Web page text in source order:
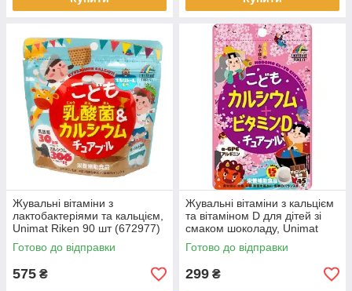
Жувальні вітаміни з
лактобактеріями та кальцієм,
Unimat Riken 90 шт (672977)
Готово до відправки
575 ₴
Жувальні вітаміни з кальцієм
та вітаміном D для дітей зі
смаком шоколаду, Unimat
Riken, 45 шт.
Готово до відправки
299 ₴